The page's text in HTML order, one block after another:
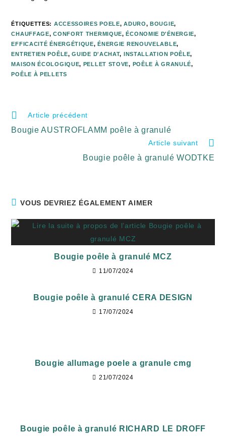
ÉTIQUETTES: ACCESSOIRES POELE, ADURO, BOUGIE,
CHAUFFAGE, CONFORT THERMIQUE, ÉCONOMIE D'ÉNERGIE,
EFFICACITÉ ÉNERGÉTIQUE, ÉNERGIE RENOUVELABLE,
ENTRETIEN POÊLE, GUIDE D'ACHAT, INSTALLATION POÊLE,
MAISON ÉCOLOGIQUE, PELLET STOVE, POÊLE À GRANULÉ,
POÊLE À PELLETS
Article précédent
Bougie AUSTROFLAMM poêle à granulé
Article suivant
Bougie poêle à granulé WODTKE
VOUS DEVRIEZ ÉGALEMENT AIMER
Bougie poêle à granulé MCZ
11/07/2024
Bougie poêle à granulé CERA DESIGN
17/07/2024
Bougie allumage poele a granule cmg
21/07/2024
Bougie poêle à granulé RICHARD LE DROFF